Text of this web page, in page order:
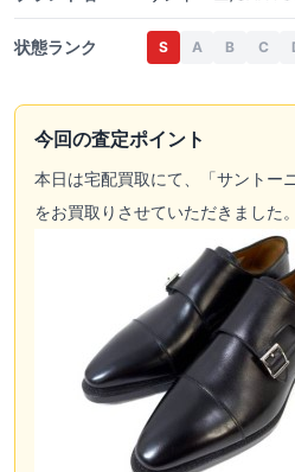
状態ランク S A B C
今回の査定ポイント
本日は宅配買取にて、「サントー
をお買取りさせていただきました。